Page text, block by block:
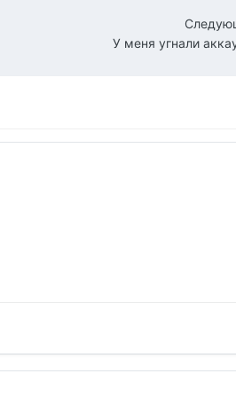
У меня угнали